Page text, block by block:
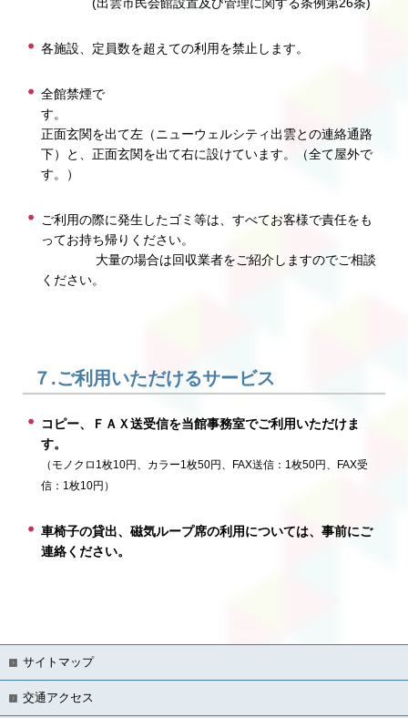
各施設、定員数を超えての利用を禁止します。
全館禁煙で
す
正面玄関を出て左（ニューウェルシティ出雲との連絡通路
下）と、正面玄関を出て右に設けています。（全て屋外で
す。）
ご利用の際に発生したゴミ等は、すべてお客様で責任をも
ってお持ち帰りください。
大量の場合は回収業者をご紹介しますのでご相談
ください。
７.ご利用いただけるサービス
コピー、ＦＡＸ送受信を当館事務室でご利用いただけま
す。
（モノクロ1枚10円、カラー1枚50円、FAX送信：1枚50円、FAX受
信：1枚10円）
車椅子の貸出、磁気ループ席の利用については、事前にご
連絡ください。
サイトマップ
交通アクセス